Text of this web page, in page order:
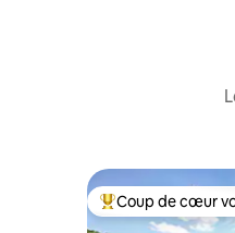
Coups de cœur
Coup de cœur